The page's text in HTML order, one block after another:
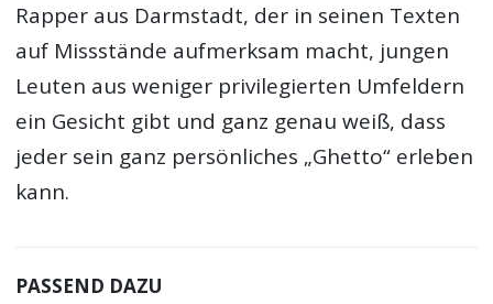
Rapper aus Darmstadt, der in seinen Texten
auf Missstände aufmerksam macht, jungen
Leuten aus weniger privilegierten Umfeldern
ein Gesicht gibt und ganz genau weiß, dass
jeder sein ganz persönliches „Ghetto“ erleben
kann.
PASSEND DAZU